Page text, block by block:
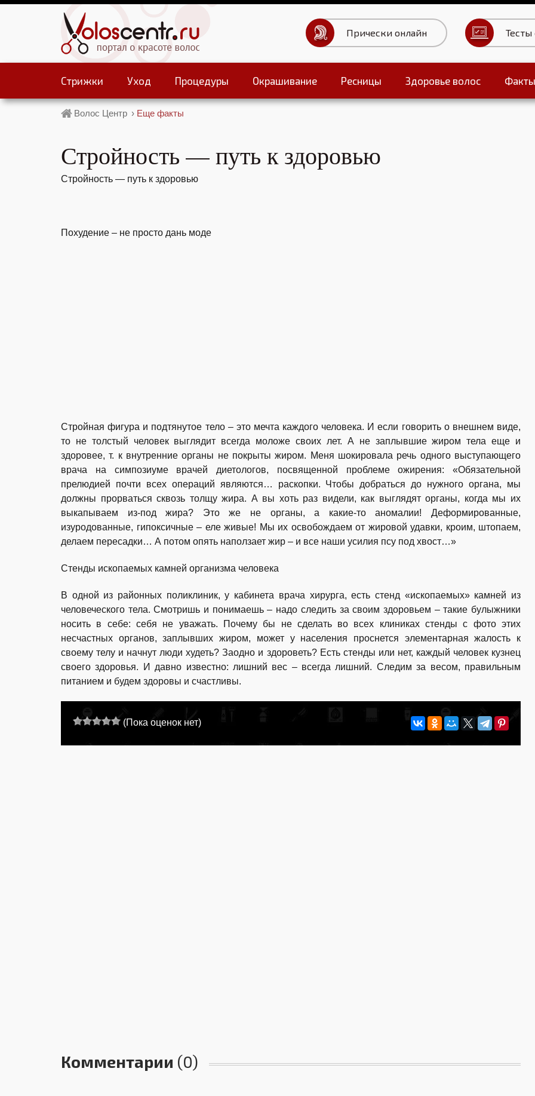
Прически онлайн Тесты
Стрижки Уход Процедуры Окрашивание Ресницы Здоровье волос Факты
Волос Центр › Еще факты
Стройность — путь к здоровью
Стройность — путь к здоровью
Похудение – не просто дань моде
Стройная фигура и подтянутое тело – это мечта каждого человека. И если говорить о внешнем виде,
то не толстый человек выглядит всегда моложе своих лет. А не заплывшие жиром тела еще и
здоровее, т. к внутренние органы не покрыты жиром. Меня шокировала речь одного выступающего
врача на симпозиуме врачей диетологов, посвященной проблеме ожирения: «Обязательной
прелюдией почти всех операций являются… раскопки. Чтобы добраться до нужного органа, мы
должны прорваться сквозь толщу жира. А вы хоть раз видели, как выглядят органы, когда мы их
выкапываем из-под жира? Это же не органы, а какие-то аномалии! Деформированные,
изуродованные, гипоксичные – еле живые! Мы их освобождаем от жировой удавки, кроим, штопаем,
делаем пересадки… А потом опять наползает жир – и все наши усилия псу под хвост…»
Стенды ископаемых камней организма человека
В одной из районных поликлиник, у кабинета врача хирурга, есть стенд «ископаемых» камней из
человеческого тела. Смотришь и понимаешь – надо следить за своим здоровьем – такие булыжники
носить в себе: себя не уважать. Почему бы не сделать во всех клиниках стенды с фото этих
несчастных органов, заплывших жиром, может у населения проснется элементарная жалость к
своему телу и начнут люди худеть? Заодно и здороветь? Есть стенды или нет, каждый человек кузнец
своего здоровья. И давно известно: лишний вес – всегда лишний. Следим за весом, правильным
питанием и будем здоровы и счастливы.
(Пока оценок нет)
Комментарии (0)